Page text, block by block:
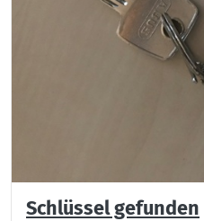
Schlüssel gefunden